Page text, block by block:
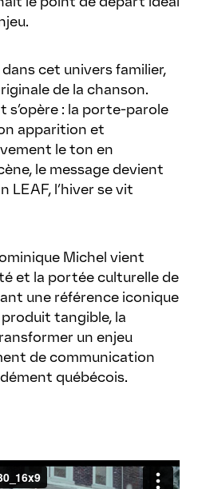
cet univers familier,
de la chanson.
s’opère : la porte-parole
apparition et
le ton en
le message devient
LEAF, l’hiver se vit
Michel vient
et la portée culturelle de
une référence iconique
tangible, la
un enjeu
de communication
québécois.